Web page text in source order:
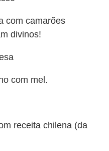
com camarões
divinos!
com mel.
receita chilena (da